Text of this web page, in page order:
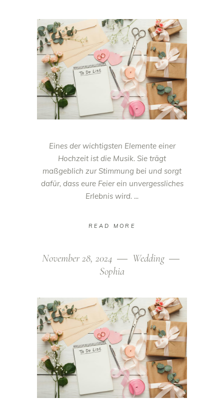
Eines der wichtigsten Elemente einer
Hochzeit ist die Musik. Sie trägt
maßgeblich zur Stimmung bei und sorgt
dafür, dass eure Feier ein unvergessliches
Erlebnis wird.
READ MORE
November 28, 2024
Wedding
Sophia